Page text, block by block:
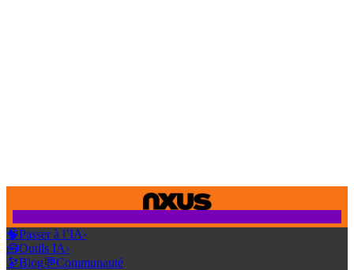
🧠Passer à l’IA›
🧰Outils IA›
🔭Blog💬Communauté